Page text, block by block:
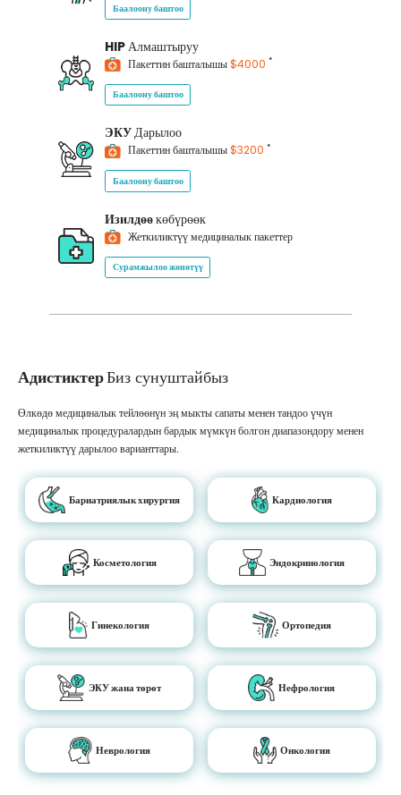
Баалоону баштоо
HIPАлмаштыруу
Пакеттин башталышы$4000 *
Баалоону баштоо
ЭКУДарылоо
Пакеттин башталышы$3200 *
Баалоону баштоо
Изилдөөкөбүрөөк
Жеткиликтүү медициналык пакеттер
Сурамжылоо жөнөтүү
АдистиктерБиз сунуштайбыз
Өлкөдө медициналык тейлөөнүн эң мыкты сапаты менен тандоо үчүн
медициналык процедуралардын бардык мүмкүн болгон диапазондору менен
жеткиликтүү дарылоо варианттары.
Бариатриялык хирургия Кардиология
Косметология Эндокринология
Гинекология Ортопедия
ЭКУ жана төрөт Нефрология
Неврология Онкология